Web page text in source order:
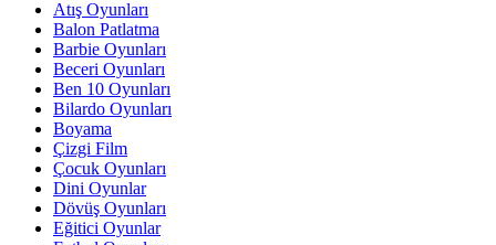
Atış Oyunları
Balon Patlatma
Barbie Oyunları
Beceri Oyunları
Ben 10 Oyunları
Bilardo Oyunları
Boyama
Çizgi Film
Çocuk Oyunları
Dini Oyunlar
Dövüş Oyunları
Eğitici Oyunlar